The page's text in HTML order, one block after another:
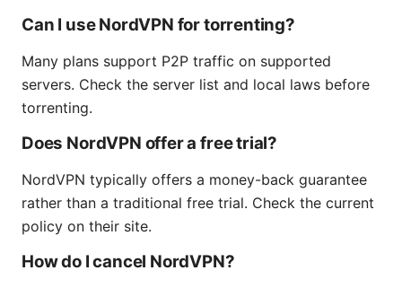
Can I use NordVPN for torrenting?
Many plans support P2P traffic on supported
servers. Check the server list and local laws before
torrenting.
Does NordVPN offer a free trial?
NordVPN typically offers a money-back guarantee
rather than a traditional free trial. Check the current
policy on their site.
How do I cancel NordVPN?